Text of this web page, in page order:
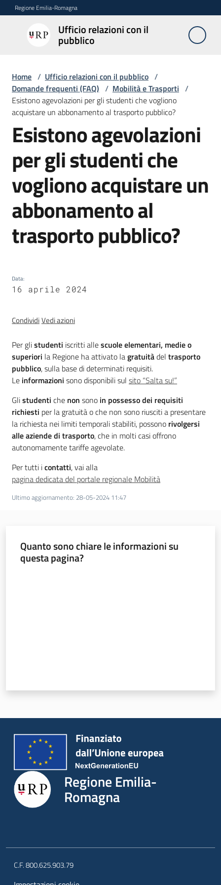
Vai al contenuto
Vai alla navigazione
Vai al footer
Regione Emilia-Romagna
Ufficio relazioni con il
pubblico
Ufficio
relazioni
pubblico
Novità
Servizi
dell'Urp
Accesso
e
trasparenza
frequenti
(FAQ)
P
r
s
o
n
e
o
r
g
a
i
g
r
Leggi Atti Bandi
Argomenti
Home / Ufficio relazioni con il pubblico /
Domande frequenti (FAQ) / Mobilità e Trasporti /
Esistono agevolazioni per gli studenti che vogliono
acquistare un abbonamento al trasporto pubblico?
Salta al contenuto
Esistono agevolazioni
per gli studenti che
vogliono acquistare un
abbonamento al
trasporto pubblico?
Data:
16 aprile 2024
CondividiVedi azioni
Per glistudenti iscritti allescuole elementari, medie o
superiori la Regione ha attivato lagratuitàdel trasporto
pubblico, sulla base di determinati requisiti.
Le informazioni sono disponibili sul sito “Salta su!”
Glistudenti che non sono in possesso dei requisiti
richiesti per la gratuità o che non sono riusciti a presentare
la richiesta nei limiti temporali stabiliti, possono rivolgersi
alle aziende di trasporto, che in molti casi offrono
autonomamente tariffe agevolate.
Per tutti icontatti, vai alla
pagina dedicata del portale regionale Mobilità
Ultimo aggiornamento: 28-05-2024 11:47
Quanto sono chiare le informazioni su
questa pagina?
Regione Emilia-
Romagna
C.F. 800.625.903.79